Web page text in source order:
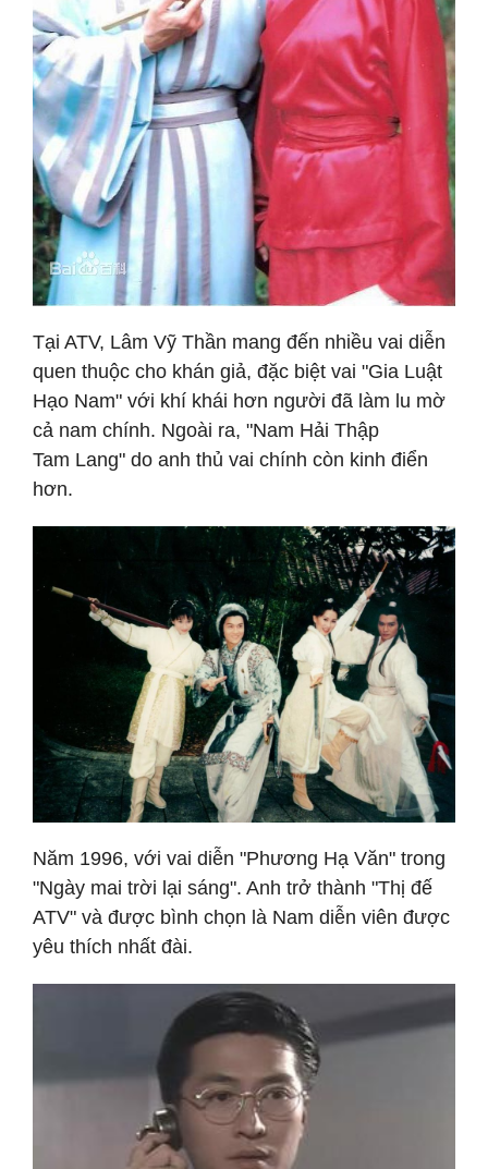
Tại ATV, Lâm Vỹ Thần mang đến nhiều vai diễn
quen thuộc cho khán giả, đặc biệt vai "Gia Luật
Hạo Nam" với khí khái hơn người đã làm lu mờ
cả nam chính. Ngoài ra, "Nam Hải Thập
Tam Lang" do anh thủ vai chính còn kinh điển
hơn.
Năm 1996, với vai diễn "Phương Hạ Văn" trong
"Ngày mai trời lại sáng". Anh trở thành "Thị đế
ATV" và được bình chọn là Nam diễn viên được
yêu thích nhất đài.